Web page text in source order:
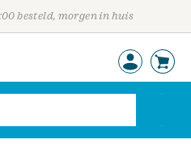
besteld, morgen in huis